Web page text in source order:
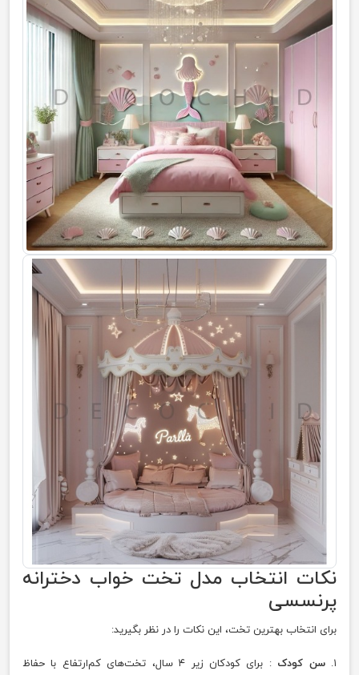
نکات انتخاب مدل تخت خواب دخترانه
پرنسسی
برای انتخاب بهترین تخت، این نکات را در نظر بگیرید:
۱. سن کودک : برای کودکان زیر ۴ سال، تخت‌های کم‌ارتفاع با حفاظ